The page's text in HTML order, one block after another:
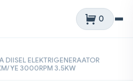
0
DIISEL ELEKTRIGENERAATOR
YE 3000RPM 3.5KW